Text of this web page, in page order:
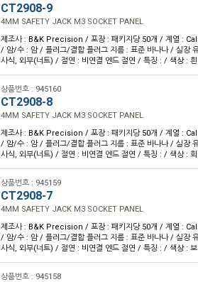
CT2908-9
4MM SAFETY JACK M3 SOCKET PANEL
제조사 : B&K Precision / 포장 : 패키지당 50개 / 계열 :
/ 암/수 : 암 / 플러그/결합 플러그 지름 : 표준 바나나 / 실장
사식, 외부(너트) / 절연 : 비연결 엔드 절연 / 특징 : / 색상 :
상품번호 : 945160
CT2908-8
4MM SAFETY JACK M3 SOCKET PANEL
제조사 : B&K Precision / 포장 : 패키지당 50개 / 계열 :
/ 암/수 : 암 / 플러그/결합 플러그 지름 : 표준 바나나 / 실장
사식, 외부(너트) / 절연 : 비연결 엔드 절연 / 특징 : / 색상 :
상품번호 : 945159
CT2908-7
4MM SAFETY JACK M3 SOCKET PANEL
제조사 : B&K Precision / 포장 : 패키지당 50개 / 계열 :
/ 암/수 : 암 / 플러그/결합 플러그 지름 : 표준 바나나 / 실장
사식, 외부(너트) / 절연 : 비연결 엔드 절연 / 특징 : / 색상 :
상품번호 : 945158